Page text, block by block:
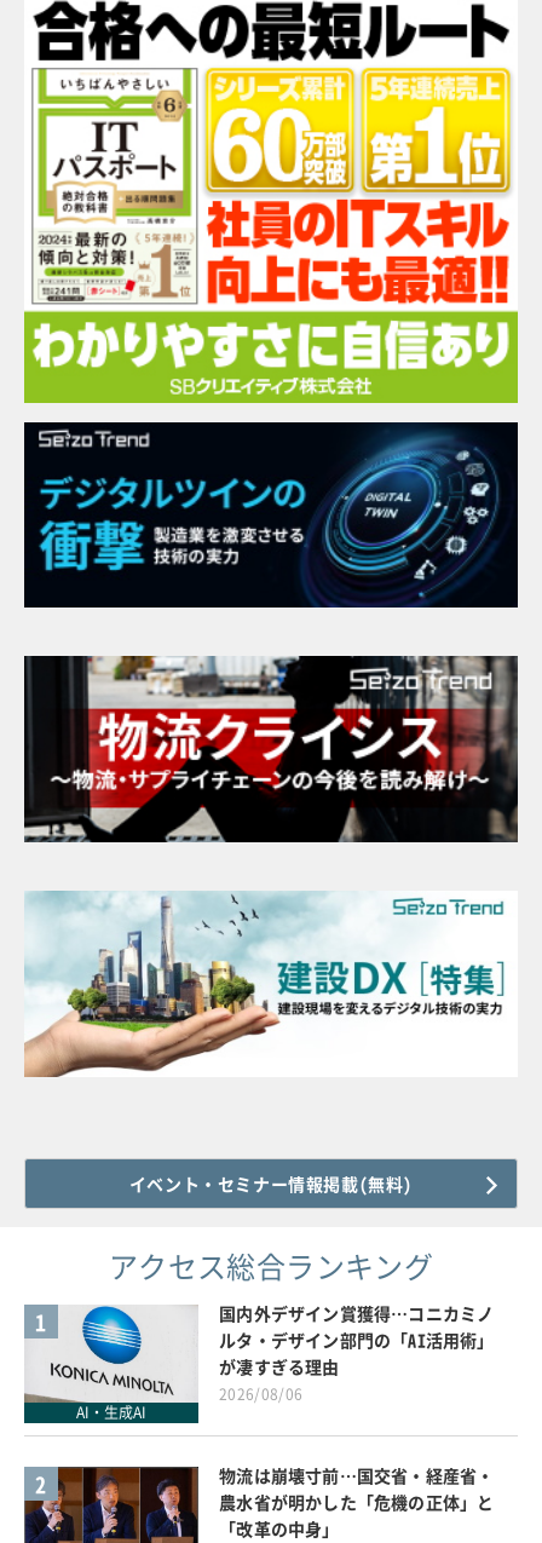
イベント・セミナー情報掲載(無料)
アクセス総合ランキング
1
AI・生成AI
国内外デザイン賞獲得…コニカミノ
ルタ・デザイン部門の「AI活用術」
が凄すぎる理由
2026/08/06
2
物流は崩壊寸前…国交省・経産省・
農水省が明かした「危機の正体」と
「改革の中身」